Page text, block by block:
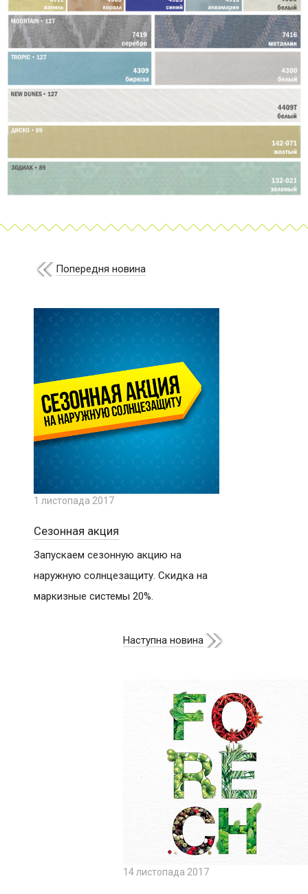
Попередня новина
1 листопада 2017
Сезонная акция
Запускаем сезонную акцию на
наружную солнцезащиту. Скидка на
маркизные системы 20%.
Наступна новина
14 листопада 2017